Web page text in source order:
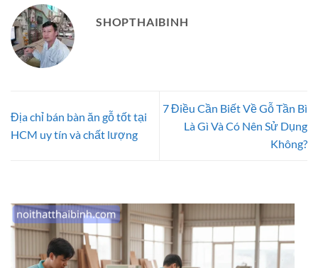
SHOPTHAIBINH
Địa chỉ bán bàn ăn gỗ tốt tại
HCM uy tín và chất lượng
7 Điều Cần Biết Về Gỗ Tần Bì
Là Gì Và Có Nên Sử Dụng
Không?